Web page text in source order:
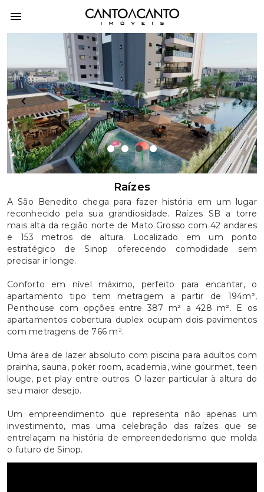
item
0
item
1
item
2
item
3
of
4
Raízes
A São Benedito chega para fazer história em um lugar
reconhecido pela sua grandiosidade. Raízes SB a torre
mais alta da região norte de Mato Grosso com 42 andares
e 153 metros de altura. Localizado em um ponto
estratégico de Sinop oferecendo comodidade sem
precisar ir longe.
Conforto em nível máximo, perfeito para encantar, o
apartamento tipo tem metragem a partir de 194m²,
Penthouse com opções entre 387 m² a 428 m². E os
apartamentos cobertura duplex ocupam dois pavimentos
com metragens de 766 m².
Uma área de lazer absoluto com piscina para adultos com
prainha, sauna, poker room, academia, wine gourmet, teen
louge, pet play entre outros. O lazer particular à altura do
seu maior desejo.
Um empreendimento que representa não apenas um
investimento, mas uma celebração das raízes que se
entrelaçam na história de empreendedorismo que molda
o futuro de Sinop.